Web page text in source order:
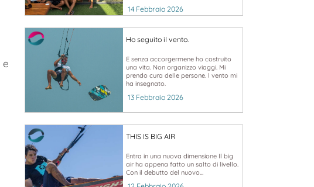
e
14 Febbraio 2026
Ho seguito il vento.
E senza accorgermene ho costruito
una vita. Non organizzo viaggi. Mi
prendo cura delle persone. l vento mi
ha insegnato.
13 Febbraio 2026
THIS IS BIG AIR
Entra in una nuova dimensione Il big
air ha appena fatto un salto di livello.
Con il debutto del nuovo...